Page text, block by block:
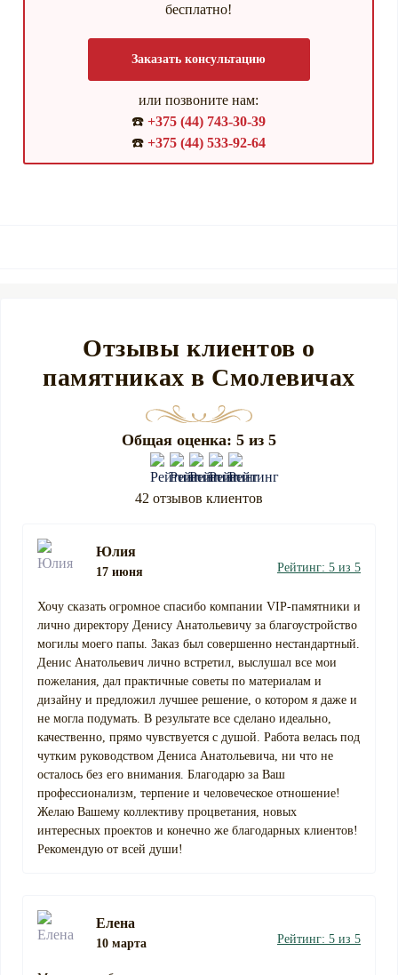
бесплатно!
Заказать консультацию
или позвоните нам:
☎️ +375 (44) 743-30-39
☎️ +375 (44) 533-92-64
Отзывы клиентов о
памятниках в Смолевичах
Общая оценка: 5 из 5
42 отзывов клиентов
Юлия
17 июня Рейтинг: 5 из 5
Хочу сказать огромное спасибо компании VIP-памятники и
лично директору Денису Анатольевичу за благоустройство
могилы моего папы. Заказ был совершенно нестандартный.
Денис Анатольевич лично встретил, выслушал все мои
пожелания, дал практичные советы по материалам и
дизайну и предложил лучшее решение, о котором я даже и
не могла подумать. В результате все сделано идеально,
качественно, прямо чувствуется с душой. Работа велась под
чутким руководством Дениса Анатольевича, ни что не
осталось без его внимания. Благодарю за Ваш
профессионализм, терпение и человеческое отношение!
Желаю Вашему коллективу процветания, новых
интересных проектов и конечно же благодарных клиентов!
Рекомендую от всей души!
Елена
10 марта Рейтинг: 5 из 5